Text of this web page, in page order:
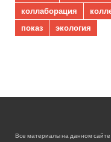
коллаборация
показ
экология
Все материалы на данном сайте